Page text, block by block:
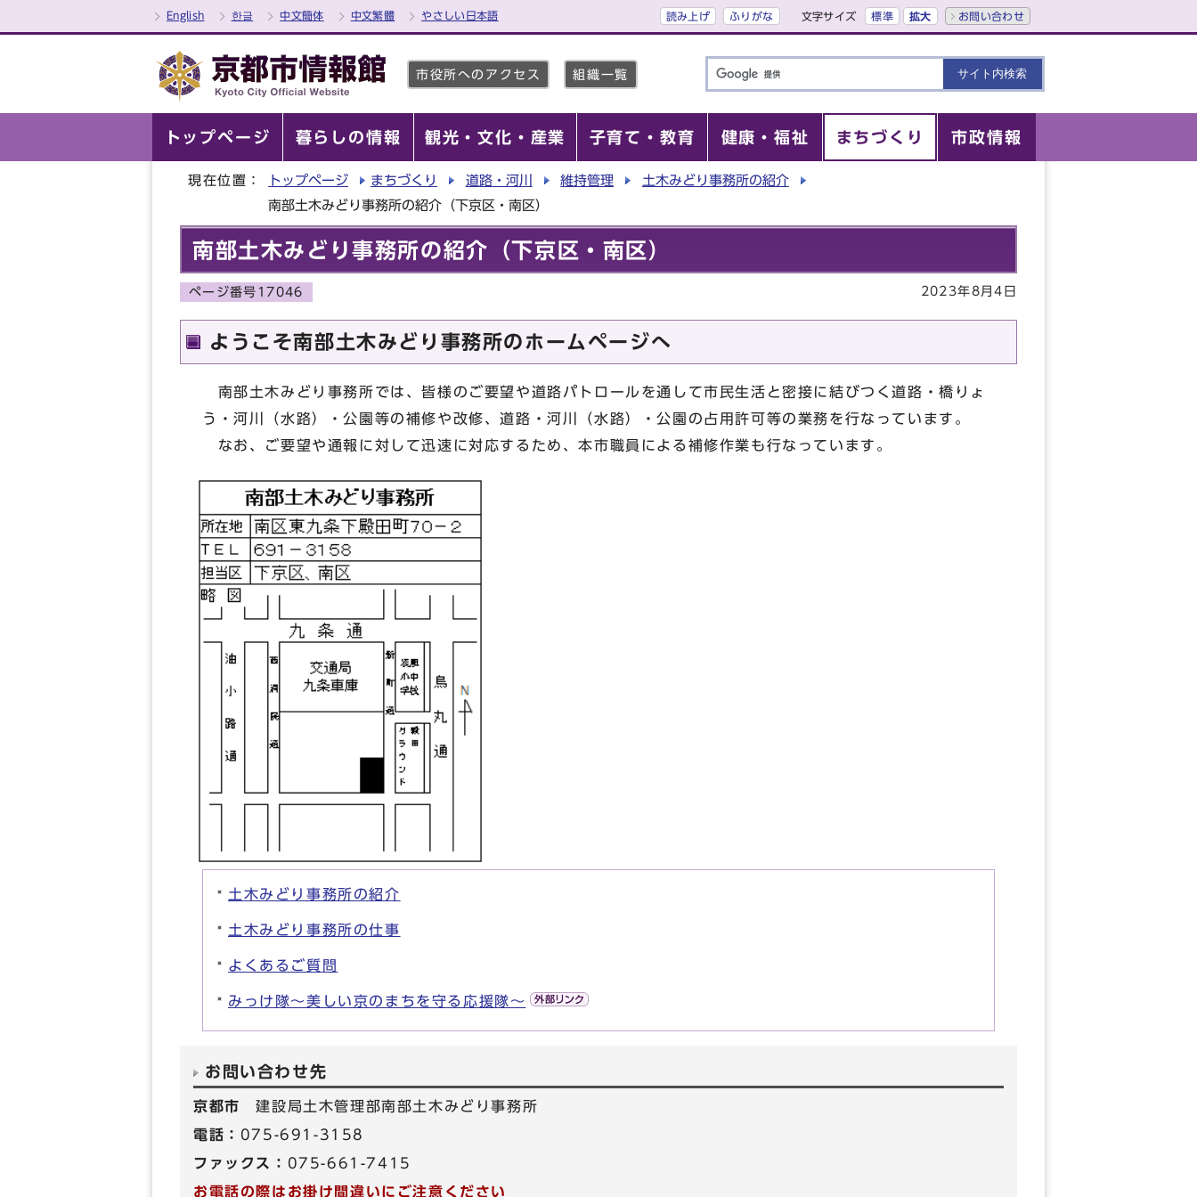
English 한글 中文簡体 中文繁體 やさしい日本語 読み上げ ふりがな 文字サイズ 標準 拡大 お問い合わせ
市役所へのアクセス 組織一覧
トップページ 暮らしの情報 観光・文化・産業 子育て・教育 健康・福祉 まちづくり 市政情報
現在位置： トップページ まちづくり 道路・河川 維持管理
土木みどり事務所の紹介
南部土木みどり事務所の紹介（下京区・南区）
南部土木みどり事務所の紹介（下京区・南区）
ページ番号17046 2023年8月4日
ようこそ南部土木みどり事務所のホームページへ
南部土木みどり事務所では、皆様のご要望や道路パトロールを通して市民生活と密接に結びつく道路・橋りょ
う・河川（水路）・公園等の補修や改修、道路・河川（水路）・公園の占用許可等の業務を行なっています。
なお、ご要望や通報に対して迅速に対応するため、本市職員による補修作業も行なっています。
土木みどり事務所の紹介
土木みどり事務所の仕事
よくあるご質問
みっけ隊～美しい京のまちを守る応援隊～
お問い合わせ先
京都市建設局土木管理部南部土木みどり事務所
電話： 075-691-3158
ファックス： 075-661-7415
お電話の際はお掛け間違いにご注意ください